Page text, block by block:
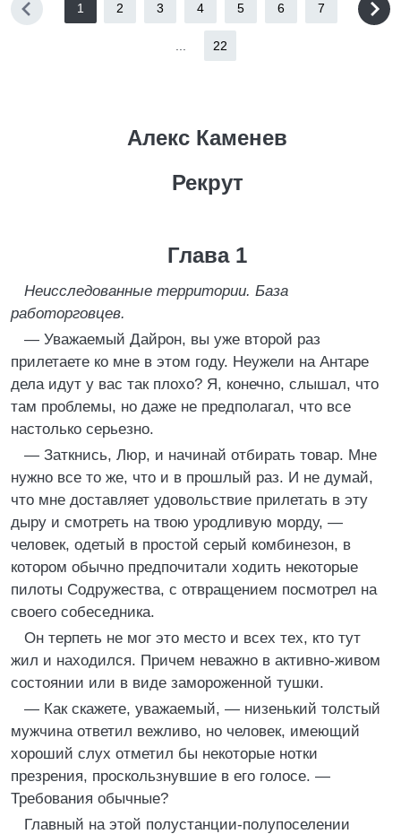
1 2 3 4 5 6 7
22
Алекс Каменев
Рекрут
Глава 1
Неисследованные территории. База
работорговцев.
— Уважаемый Дайрон, вы уже второй раз
прилетаете ко мне в этом году. Неужели на Антаре
дела идут у вас так плохо? Я, конечно, слышал, что
там проблемы, но даже не предполагал, что все
настолько серьезно.
— Заткнись, Люр, и начинай отбирать товар. Мне
нужно все то же, что и в прошлый раз. И не думай,
что мне доставляет удовольствие прилетать в эту
дыру и смотреть на твою уродливую морду, —
человек, одетый в простой серый комбинезон, в
котором обычно предпочитали ходить некоторые
пилоты Содружества, с отвращением посмотрел на
своего собеседника.
Он терпеть не мог это место и всех тех, кто тут
жил и находился. Причем неважно в активно-живом
состоянии или в виде замороженной тушки.
— Как скажете, уважаемый, — низенький толстый
мужчина ответил вежливо, но человек, имеющий
хороший слух отметил бы некоторые нотки
презрения, проскользнувшие в его голосе. —
Требования обычные?
Главный на этой полустанции-полупоселении